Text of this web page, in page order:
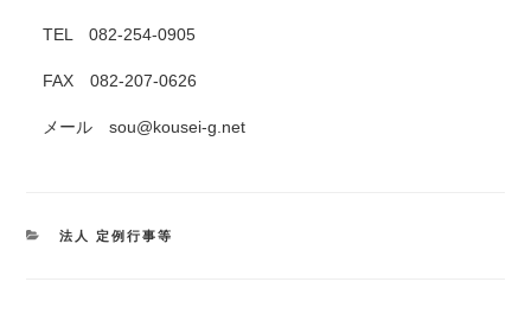
TEL 082-254-0905
FAX 082-207-0626
メール sou@kousei-g.net
カ
法人 定例行事等